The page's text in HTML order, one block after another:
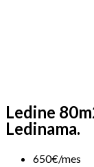
Ledine
Ledinama.
650€/mes